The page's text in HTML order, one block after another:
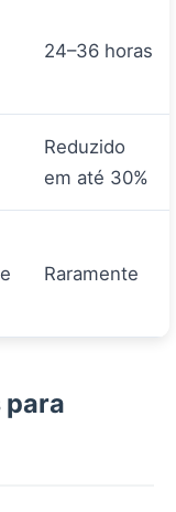
24–36 horas
Reduzido
em até 30%
Raramente
para